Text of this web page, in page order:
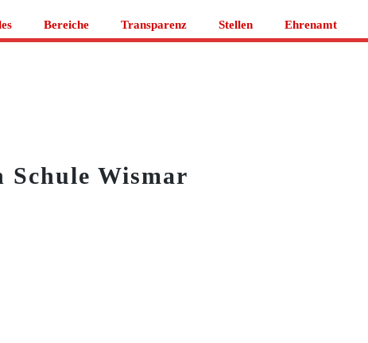
Bereiche Transparenz Stellen Ehrenamt
Wismar